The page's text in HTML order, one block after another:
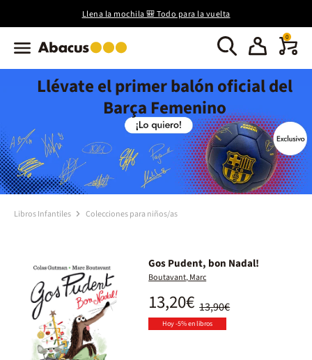
Llena la mochila 🎒 Todo para la vuelta
0
Llévate el primer balón oficial del
Barça Femenino
Libros Infantiles Colecciones para niños/as
Gos Pudent, bon Nadal!
Boutavant, Marc
13,90€
13,20€
Hoy -5% en libros